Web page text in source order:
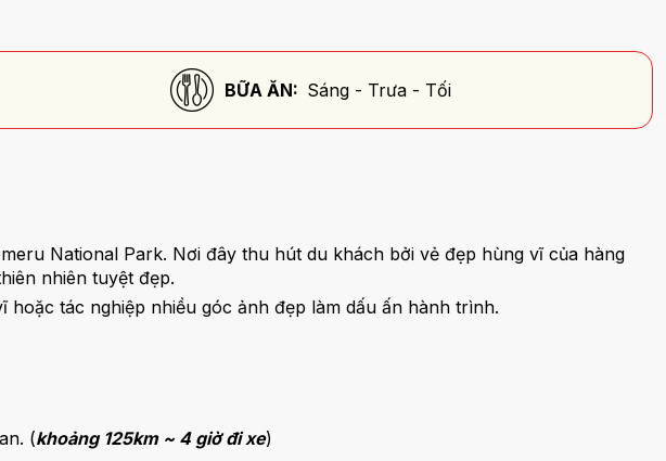
BỮA ĂN: Sáng - Trưa - Tối
National Park. Nơi đây thu hút du khách bởi vẻ đẹp hùng vĩ của hàng
nhiên tuyệt đẹp.
tác nghiệp nhiều góc ảnh đẹp làm dấu ấn hành trình.
(khoảng 125km ~ 4 giờ đi xe)